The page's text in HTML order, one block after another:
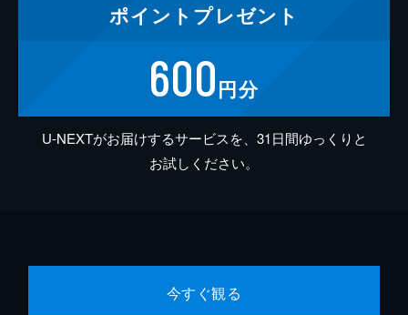
ポイント プレゼント
600円分
U-NEXTがお届けするサービスを、31日間ゆっくりと
お試しください。
今すぐ観る